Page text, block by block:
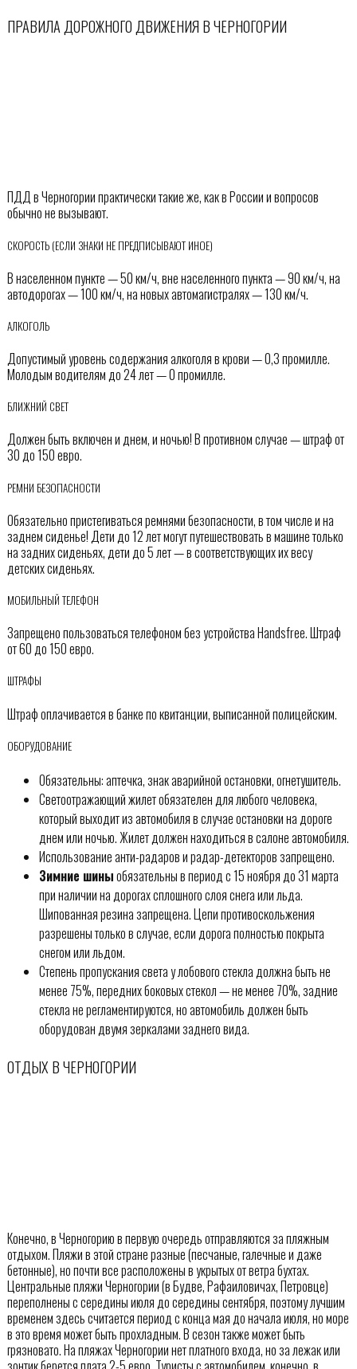
ПРАВИЛА ДОРОЖНОГО ДВИЖЕНИЯ В ЧЕРНОГОРИИ
ПДД в Черногории практически такие же, как в России и вопросов
обычно не вызывают.
СКОРОСТЬ (ЕСЛИ ЗНАКИ НЕ ПРЕДПИСЫВАЮТ ИНОЕ)
В населенном пункте — 50 км/ч, вне населенного пункта — 90 км/ч, на
автодорогах — 100 км/ч, на новых автомагистралях — 130 км/ч.
АЛКОГОЛЬ
Допустимый уровень содержания алкоголя в крови — 0,3 промилле.
Молодым водителям до 24 лет — 0 промилле.
БЛИЖНИЙ СВЕТ
Должен быть включен и днем, и ночью! В противном случае — штраф от
30 до 150 евро.
РЕМНИ БЕЗОПАСНОСТИ
Обязательно пристегиваться ремнями безопасности, в том числе и на
заднем сиденье! Дети до 12 лет могут путешествовать в машине только
на задних сиденьях, дети до 5 лет — в соответствующих их весу
детских сиденьях.
МОБИЛЬНЫЙ ТЕЛЕФОН
Запрещено пользоваться телефоном без устройства Handsfree. Штраф
от 60 до 150 евро.
ШТРАФЫ
Штраф оплачивается в банке по квитанции, выписанной полицейским.
ОБОРУДОВАНИЕ
Обязательны: аптечка, знак аварийной остановки, огнетушитель.
Светоотражающий жилет обязателен для любого человека,
который выходит из автомобиля в случае остановки на дороге
днем или ночью. Жилет должен находиться в салоне автомобиля.
Использование анти-радаров и радар-детекторов запрещено.
Зимние шиныобязательны в период с 15 ноября до 31 марта
при наличии на дорогах сплошного слоя снега или льда.
Шипованная резина запрещена. Цепи противоскольжения
разрешены только в случае, если дорога полностью покрыта
снегом или льдом.
Степень пропускания света у лобового стекла должна быть не
менее 75%, передних боковых стекол — не менее 70%, задние
стекла не регламентируются, но автомобиль должен быть
оборудован двумя зеркалами заднего вида.
ОТДЫХ В ЧЕРНОГОРИИ
Конечно, в Черногорию в первую очередь отправляются за пляжным
отдыхом. Пляжи в этой стране разные (песчаные, галечные и даже
бетонные), но почти все расположены в укрытых от ветра бухтах.
Центральные пляжи Черногории (в Будве, Рафаиловичах, Петровце)
переполнены с середины июля до середины сентября, поэтому лучшим
временем здесь считается период с конца мая до начала июля, но море
в это время может быть прохладным. В сезон также может быть
грязновато. На пляжах Черногории нет платного входа, но за лежак или